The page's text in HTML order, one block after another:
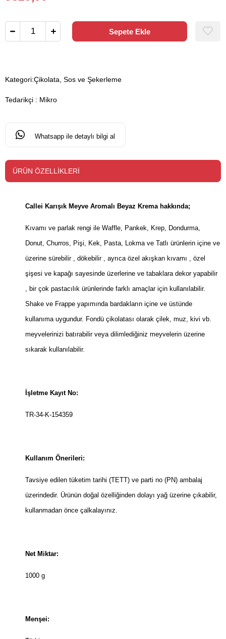
Kategori:Çikolata, Sos ve Şekerleme
Tedarikçi : Mikro
Whatsapp ile detaylı bilgi al
ÜRÜN ÖZELLIKLERI
Callei Karışık Meyve Aromalı Beyaz Krema hakkında;
Kıvamı ve parlak rengi ile Waffle, Pankek, Krep, Dondurma,
Donut, Churros, Pişi, Kek, Pasta, Lokma ve Tatlı ürünlerin içine ve
üzerine sürebilir , dökebilir , ayrıca özel akışkan kıvamı , özel
şişesi ve kapağı sayesinde üzerlerine ve tabaklara dekor yapabilir
, bir çok pastacılık ürünlerinde farklı amaçlar için kullanılabilir.
Shake ve Frappe yapımında bardakların içine ve üstünde
kullanıma uygundur. Fondü çikolatası olarak çilek, muz, kivi vb.
meyvelerinizi batırabilir veya dilimlediğiniz meyvelerin üzerine
sıkarak kullanılabilir.
İşletme Kayıt No:
TR-34-K-154359
Kullanım Önerileri:
Tavsiye edilen tüketim tarihi (TETT) ve parti no (PN) ambalaj
üzerindedir. Ürünün doğal özelliğinden dolayı yağ üzerine çıkabilir,
kullanmadan önce çalkalayınız.
Net Miktar:
1000 g
Menşei: